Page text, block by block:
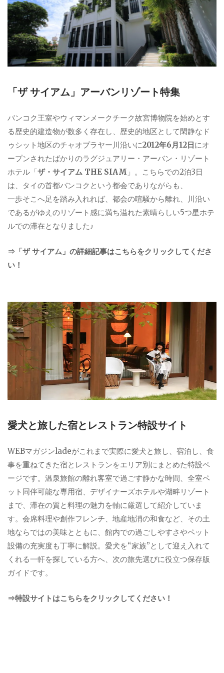
「ザ サイアム」アーバンリゾート特集
バンコク王室やウィマンメークチーク故宮博物院を始めとす
る歴史的建造物が数多く存在し、歴史的地区として閑静なド
ゥシット地区のチャオプラヤー川沿いに2012年6月12日にオ
ープンされたばかりのラグジュアリー・アーバン・リゾート
ホテル「ザ・サイアム THE SIAM 」。こちらでの2泊3日
は、タイの首都バンコクという都会でありながらも、
一歩そこへ足を踏み入れれば、都会の喧騒から離れ、川沿い
であるがゆえのリゾート感に満ち溢れた素晴らしい5つ星ホテ
ルでの滞在となりました♪
⇒「ザ サイアム」の詳細記事はこちらをクリックしてくださ
い！
愛犬と旅した宿とレストラン特設サイト
WEBマガジンladeがこれまで実際に愛犬と旅し、宿泊し、食
事を重ねてきた宿とレストランをエリア別にまとめた特設ペ
ージです。温泉旅館の離れ客室で過ごす静かな時間、全室ペ
ット同伴可能な専用宿、デザイナーズホテルや湖畔リゾート
まで、滞在の質と料理の魅力を軸に厳選して紹介していま
す。会席料理や創作フレンチ、地産地消の和食など、その土
地ならではの美味とともに、館内での過ごしやすさやペット
設備の充実度も丁寧に解説。愛犬を“家族”として迎え入れて
くれる一軒を探している方へ、次の旅先選びに役立つ保存版
ガイドです。
⇒特設サイトはこちらをクリックしてください！